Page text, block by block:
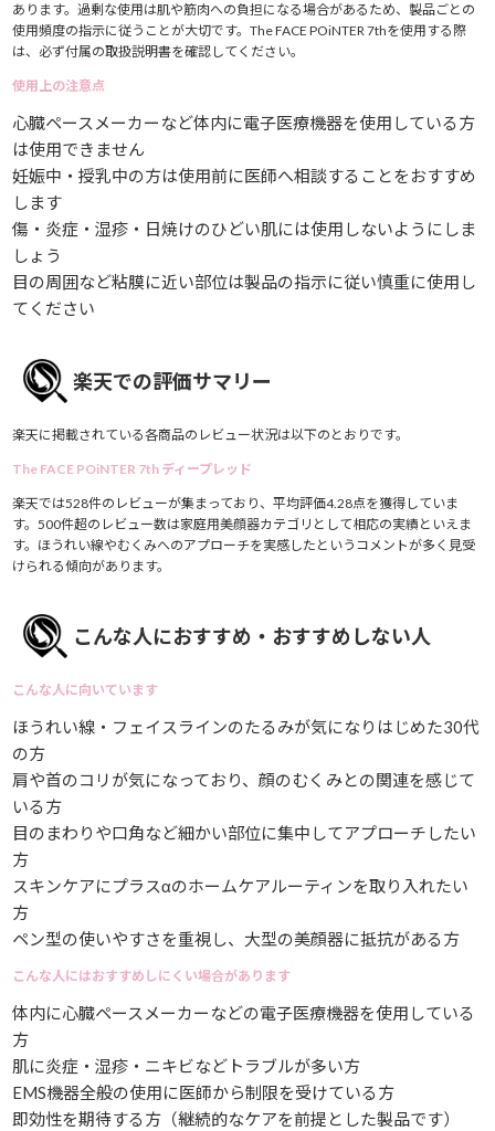
あります。過剰な使用は肌や筋肉への負担になる場合があるため、製品ごとの
使用頻度の指示に従うことが大切です。The FACE POiNTER 7thを使用する際
は、必ず付属の取扱説明書を確認してください。
使用上の注意点
心臓ペースメーカーなど体内に電子医療機器を使用している方
は使用できません
妊娠中・授乳中の方は使用前に医師へ相談することをおすすめ
します
傷・炎症・湿疹・日焼けのひどい肌には使用しないようにしま
しょう
目の周囲など粘膜に近い部位は製品の指示に従い慎重に使用し
てください
楽天での評価サマリー
楽天に掲載されている各商品のレビュー状況は以下のとおりです。
The FACE POiNTER 7th ディープレッド
楽天では528件のレビューが集まっており、平均評価4.28点を獲得していま
す。500件超のレビュー数は家庭用美顔器カテゴリとして相応の実績といえま
す。ほうれい線やむくみへのアプローチを実感したというコメントが多く見受
けられる傾向があります。
こんな人におすすめ・おすすめしない人
こんな人に向いています
ほうれい線・フェイスラインのたるみが気になりはじめた30代
の方
肩や首のコリが気になっており、顔のむくみとの関連を感じて
いる方
目のまわりや口角など細かい部位に集中してアプローチしたい
方
スキンケアにプラスαのホームケアルーティンを取り入れたい
方
ペン型の使いやすさを重視し、大型の美顔器に抵抗がある方
こんな人にはおすすめしにくい場合があります
体内に心臓ペースメーカーなどの電子医療機器を使用している
方
肌に炎症・湿疹・ニキビなどトラブルが多い方
EMS機器全般の使用に医師から制限を受けている方
即効性を期待する方（継続的なケアを前提とした製品です）